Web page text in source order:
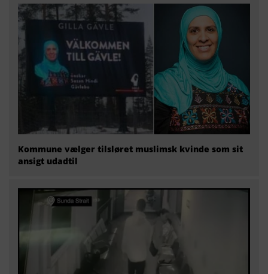
Kommune vælger tilsløret muslimsk kvinde som sit
ansigt udadtil